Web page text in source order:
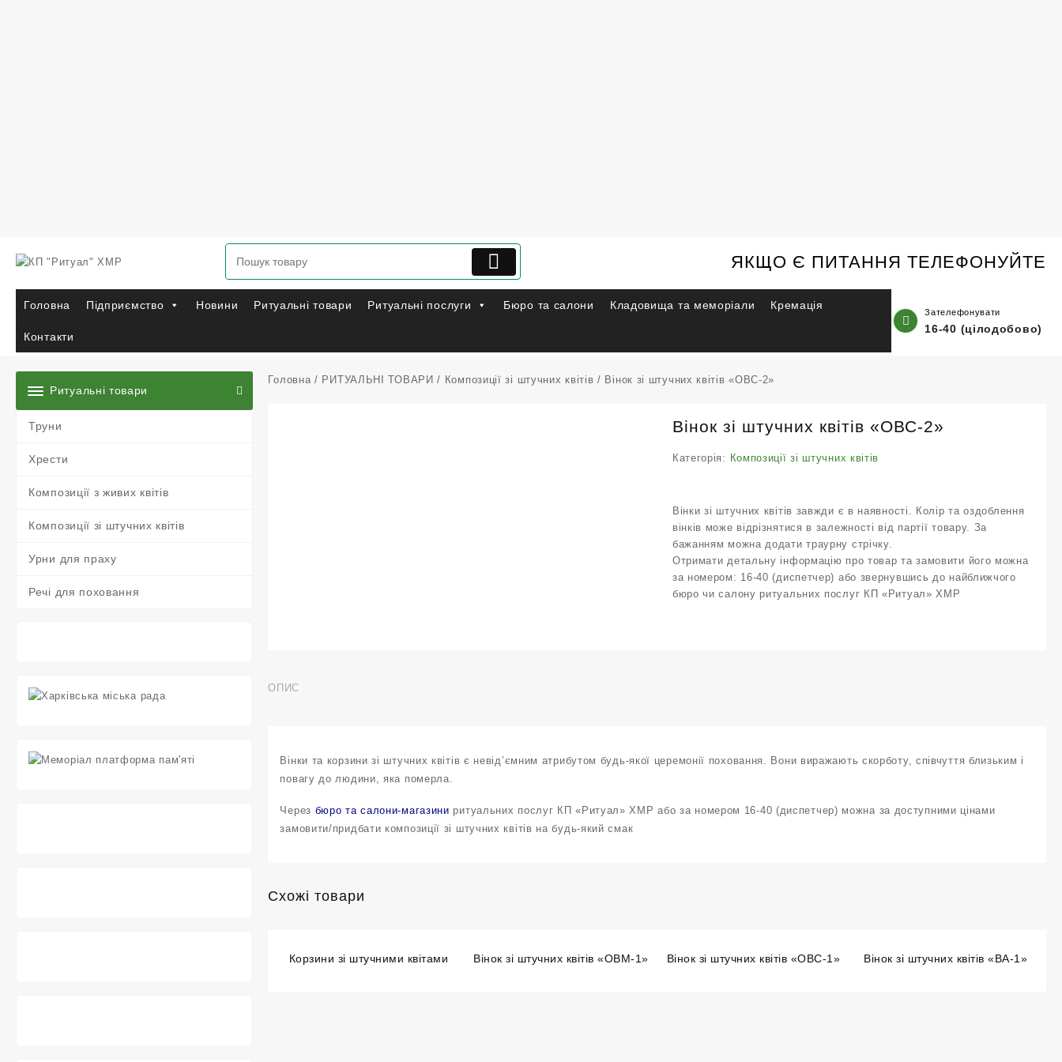
ЯКЩО Є ПИТАННЯ ТЕЛЕФОНУЙТЕ
Головна Підприємство Новини Ритуальні товари Ритуальні послуги Бюро та салони Кладовища та меморіали Кремація
Контакти
Зателефонувати
16-40 (цілодобово)
Ритуальні товари
Труни
Хрести
Композиції з живих квітів
Композиції зі штучних квітів
Урни для праху
Речі для поховання
Головна/ РИТУАЛЬНІ ТОВАРИ / Композиції зі штучних квітів / Вінок зі штучних квітів «ОВС-2»
Вінок зі штучних квітів «ОВС-2»
Категорія: Композиції зі штучних квітів
Вінки зі штучних квітів завжди є в наявності. Колір та оздоблення
вінків може відрізнятися в залежності від партії товару. За
бажанням можна додати траурну стрічку.
Отримати детальну інформацію про товар та замовити його можна
за номером: 16-40 (диспетчер) або звернувшись до найближчого
бюро чи салону ритуальних послуг КП «Ритуал» ХМ Р
ОПИС
Вінки та корзини зі штучних квітів є невід’ємним атрибутом будь-якої церемонії поховання. Вони виражають скорботу, співчуття близьким і
повагу до людини, яка померла.
Через бюро та салони-магазини ритуальних послуг КП «Ритуал» ХМР або за номером 16-40 (диспетчер) можна за доступними цінами
замовити/придбати композиції зі штучних квітів на будь-який смак
Схожі товари
Корзини зі штучними квітами Вінок зі штучних квітів «ОВМ-1» Вінок зі штучних квітів «ОВС-1» Вінок зі штучних квітів «ВА-1»